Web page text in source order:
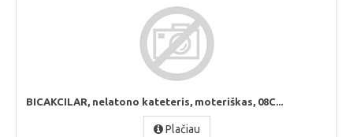
BICAKCILAR, nelatono kateteris, moteriškas, 08C...
Plačiau